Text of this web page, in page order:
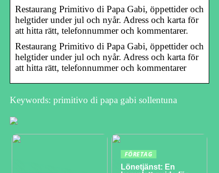
Restaurang Primitivo di Papa Gabi, öppettider och
helgtider under jul och nyår. Adress och karta för
att hitta rätt, telefonnummer och kommentarer.
Restaurang Primitivo di Papa Gabi, öppettider och
helgtider under jul och nyår. Adress och karta för
att hitta rätt, telefonnummer och kommentarer
Keywords: primitivo di papa gabi sollentuna
FÖRETAG
Lönetjänst: En